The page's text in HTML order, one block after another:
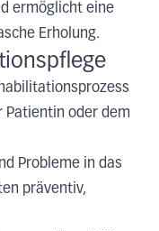
ermöglicht eine
Erholung.
Patientin oder dem
Probleme in das
präventiv,